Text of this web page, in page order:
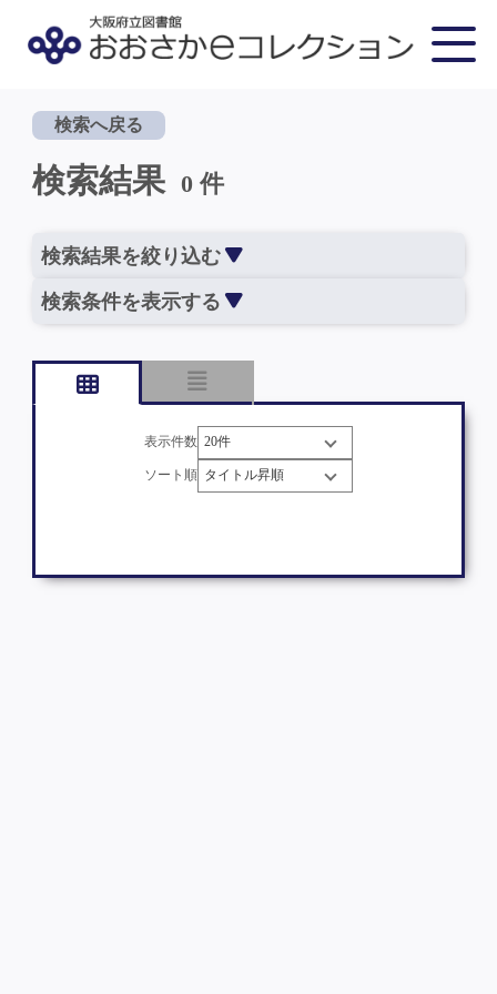
検索へ戻る
検索結果 0 件
検索結果を絞り込む
検索条件を表示する
表示件数
ソート順